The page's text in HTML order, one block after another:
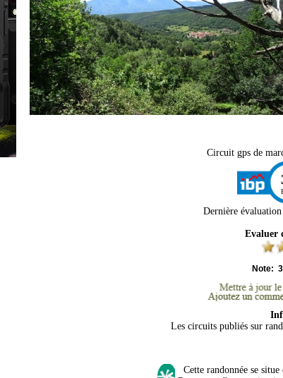
Circuit gps de
Dernière
Evaluer
Note:
Les circuits publiés sur
Cette randonnée se